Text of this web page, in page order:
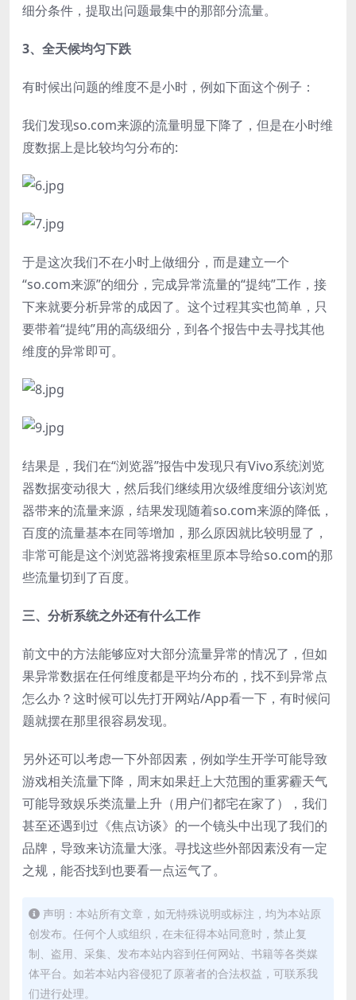
细分条件，提取出问题最集中的那部分流量。
3、全天候均匀下跌
有时候出问题的维度不是小时，例如下面这个例子：
我们发现so.com来源的流量明显下降了，但是在小时维
度数据上是比较均匀分布的:
于是这次我们不在小时上做细分，而是建立一个
“so.com来源”的细分，完成异常流量的“提纯”工作，接
下来就要分析异常的成因了。这个过程其实也简单，只
要带着“提纯”用的高级细分，到各个报告中去寻找其他
维度的异常即可。
结果是，我们在“浏览器”报告中发现只有Vivo系统浏览
器数据变动很大，然后我们继续用次级维度细分该浏览
器带来的流量来源，结果发现随着so.com来源的降低，
百度的流量基本在同等增加，那么原因就比较明显了，
非常可能是这个浏览器将搜索框里原本导给so.com的那
些流量切到了百度。
三、分析系统之外还有什么工作
前文中的方法能够应对大部分流量异常的情况了，但如
果异常数据在任何维度都是平均分布的，找不到异常点
怎么办？这时候可以先打开网站/App看一下，有时候问
题就摆在那里很容易发现。
另外还可以考虑一下外部因素，例如学生开学可能导致
游戏相关流量下降，周末如果赶上大范围的重雾霾天气
可能导致娱乐类流量上升（用户们都宅在家了），我们
甚至还遇到过《焦点访谈》的一个镜头中出现了我们的
品牌，导致来访流量大涨。寻找这些外部因素没有一定
之规，能否找到也要看一点运气了。
声明：本站所有文章，如无特殊说明或标注，均为本站原
创发布。任何个人或组织，在未征得本站同意时，禁止复
制、盗用、采集、发布本站内容到任何网站、书籍等各类媒
体平台。如若本站内容侵犯了原著者的合法权益，可联系我
们进行处理。